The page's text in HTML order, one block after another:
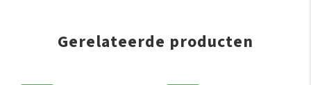
Gerelateerde producten